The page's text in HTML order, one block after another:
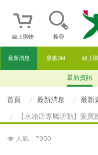
線上購物 搜尋
最新消息 優惠DM 線上
最新資訊
首頁 最新消息
最新
【水湳店專屬活動】愛
人氣：7950